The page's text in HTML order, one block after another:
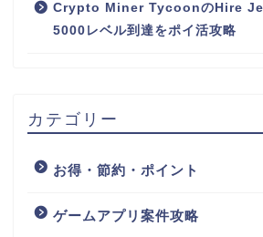
Crypto Miner TycoonのHire
5000レベル到達をポイ活攻略
カテゴリー
お得・節約・ポイント
ゲームアプリ案件攻略